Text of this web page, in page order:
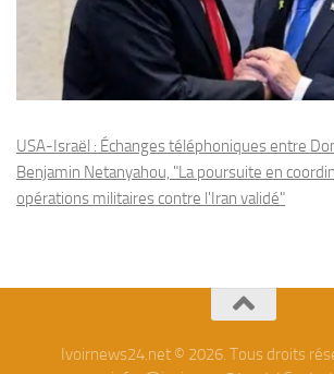
USA-Israël : Échanges téléphoniques entre
Benjamin Netanyahou, "La poursuite en
opérations militaires contre l'Iran validé"
Ivoirnews24.net © 2026. Tous droits